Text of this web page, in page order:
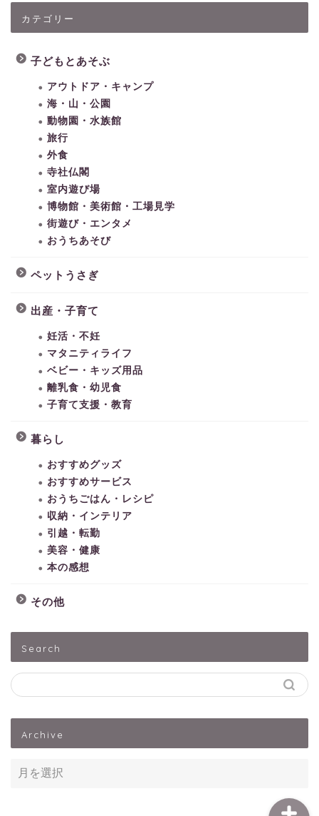
カテゴリー
子どもとあそぶ
アウトドア・キャンプ
海・山・公園
動物園・水族館
旅行
外食
寺社仏閣
室内遊び場
博物館・美術館・工場見学
街遊び・エンタメ
おうちあそび
ペットうさぎ
出産・子育て
妊活・不妊
マタニティライフ
ベビー・キッズ用品
離乳食・幼児食
子育て支援・教育
暮らし
おすすめグッズ
おすすめサービス
おうちごはん・レシピ
収納・インテリア
引越・転勤
美容・健康
本の感想
その他
Search
Archive
出産・子育て